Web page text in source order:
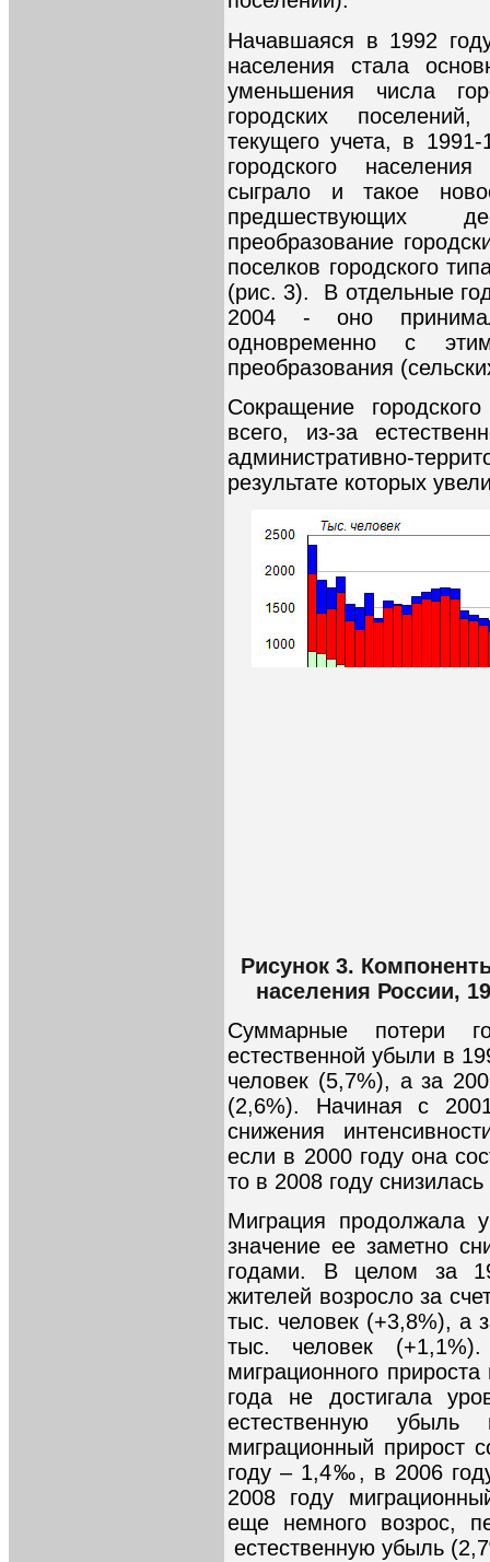
Начавшаяся в 1992
населения стала
уменьшения числа
городских
текущего учета, в
городского
сыграло и такое
предшествующих
преобразование
поселков городского
(рис. 3). В отдельные
2004 - оно
одновременно с
преобразования
Сокращение
всего, из-за
административно-
результате которых
Рисунок 3.
населения России,
Суммарные потери
естественной убыли в
человек (5,7%), а за
(2,6%). Начиная с
снижения
если в 2000 году она
то в 2008 году
Миграция продолжала
значение ее заметно
годами. В целом за
жителей возросло за
тыс. человек (+3,8%), а
тыс. человек
миграционного
года не достигала
естественную
миграционный
году – 1,4‰, в 2006
2008 году
еще немного возрос,
естественную убыль